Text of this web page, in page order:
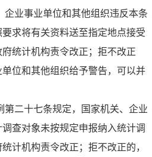
企业事业单位和其他组织违反本条
求将有关资料送至指定地点接受
统计机构责令改正；拒不改正
位和其他组织给予警告，可以并
第二十七条规定，国家机关、企业
查对象未按规定申报纳入统计调
计机构责令改正；拒不改正的，